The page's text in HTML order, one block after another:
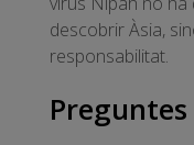
descobrir Àsia,
responsabilitat.